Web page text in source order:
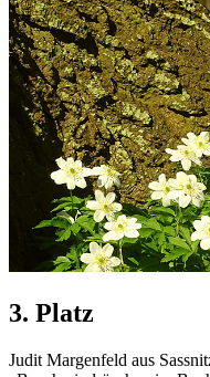
3. Platz
Judit Margenfeld aus